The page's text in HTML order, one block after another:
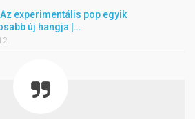
experimentális pop egyik
új hangja |…